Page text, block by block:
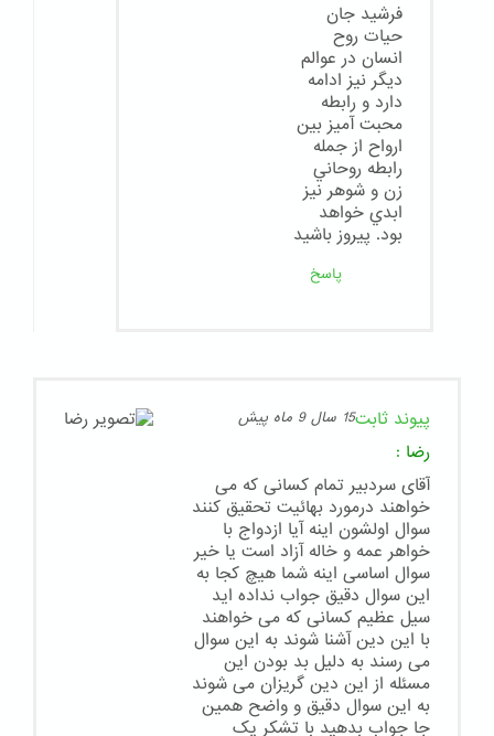
فرشيد جان
حيات روح
انسان در عوالم
ديگر نيز ادامه
دارد و رابطه
محبت آميز بين
ارواح از جمله
رابطه روحاني
زن و شوهر نيز
ابدي خواهد
بود. پيروز باشيد
پاسخ
پیوند ثابت15 سال 9 ماه پیش
رضا :
آقای سردبیر تمام کسانی که می
خواهند درمورد بهائیت تحقیق کنند
سوال اولشون اینه آیا ازدواج با
خواهر عمه و خاله آزاد است یا خیر
سوال اساسی اینه شما هیچ کجا به
این سوال دقیق جواب نداده اید
سیل عظیم کسانی که می خواهند
با این دین آشنا شوند به این سوال
می رسند به دلیل بد بودن این
مسئله از این دین گریزان می شوند
به این سوال دقیق و واضح همین
جا جواب بدهید با تشکر یک